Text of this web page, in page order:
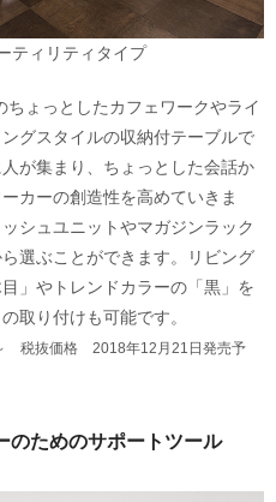
ティリティタイプ
ょっとしたカフェワークやライ
グスタイルの収納付テーブルで
が集まり、ちょっとした会話か
カーの創造性を高めていきま
シュユニットやマガジンラック
選ぶことができます。リビング
」やトレンドカラーの「黒」を
取り付けも可能です。
税抜価格 2018年12月21日発売予
のためのサポートツール